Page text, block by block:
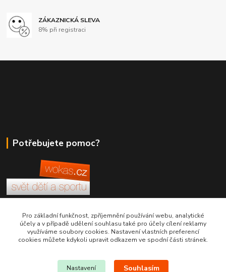
ZÁKAZNICKÁ SLEVA
8% při registraci
Potřebujete pomoc?
+420 380 830 198
wokas.online@yahoo.cz
Pro základní funkčnost, zpříjemnění používání webu, analytické
účely a v případě udělení souhlasu také pro účely cílení reklamy
využíváme soubory cookies. Nastavení vlastních preferencí
cookies můžete kdykoli upravit odkazem ve spodní části stránek.
Nastavení Souhlasím